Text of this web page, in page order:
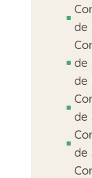
^
de
^ de
de
^
de
^
de